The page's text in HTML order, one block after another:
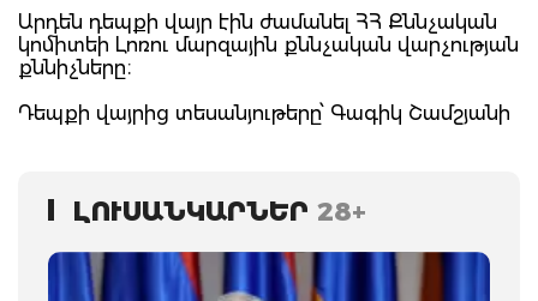
Արդեն դեպքի վայր էին ժամանել ՀՀ Քննչական
կոմիտեի Լոռու մարզային քննչական վարչության
քննիչները։
Դեպքի վայրից տեսանյութերը՝ Գագիկ Շամշյանի
ԼՈՒՍԱՆԿԱՐՆԵՐ 28+